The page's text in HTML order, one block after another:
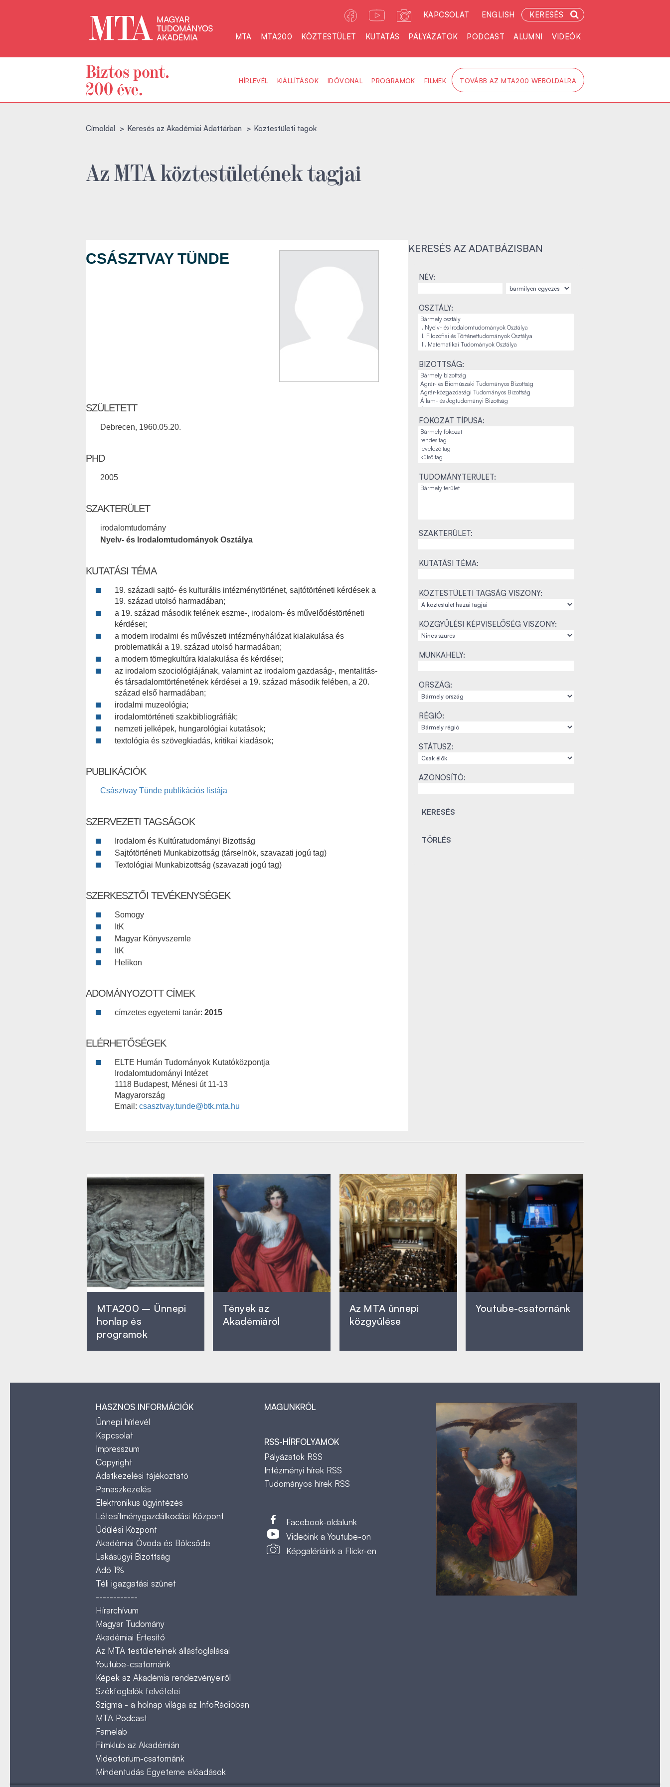
KAPCSOLAT ENGLISH KERESÉS
MTA MTA200 KÖZTESTÜLET KUTATÁS PÁLYÁZATOK PODCAST ALUMNI VIDEÓK
HÍRLEVÉL KIÁLLÍTÁSOK IDŐVONAL PROGRAMOK FILMEK TOVÁBB AZ MTA200 WEBOLDALRA
Címoldal Keresés az Akadémiai Adattárban Köztestületi tagok
Az MTA köztestületének tagjai
CSÁSZTVAY TÜNDE
SZÜLETETT
Debrecen, 1960.05.20.
PHD
2005
SZAKTERÜLET
irodalomtudomány
Nyelv- és Irodalomtudományok Osztálya
KUTATÁSI TÉMA
19. századi sajtó- és kulturális intézménytörténet, sajtótörténeti kérdések a
19. század utolsó harmadában;
a 19. század második felének eszme-, irodalom- és művelődéstörténeti
kérdései;
a modern irodalmi és művészeti intézményhálózat kialakulása és
problematikái a 19. század utolsó harmadában;
a modern tömegkultúra kialakulása és kérdései;
az irodalom szociológiájának, valamint az irodalom gazdaság-, mentalitás-
és társadalomtörténetének kérdései a 19. század második felében, a 20.
század első harmadában;
irodalmi muzeológia;
irodalomtörténeti szakbibliográfiák;
nemzeti jelképek, hungarológiai kutatások;
textológia és szövegkiadás, kritikai kiadások;
PUBLIKÁCIÓK
Császtvay Tünde publikációs listája
SZERVEZETI TAGSÁGOK
Irodalom és Kultúratudományi Bizottság
Sajtótörténeti Munkabizottság (társelnök, szavazati jogú tag)
Textológiai Munkabizottság (szavazati jogú tag)
SZERKESZTŐI TEVÉKENYSÉGEK
Somogy
ItK
Magyar Könyvszemle
ItK
Helikon
ADOMÁNYOZOTT CÍMEK
címzetes egyetemi tanár: 2015
ELÉRHETŐSÉGEK
ELTE Humán Tudományok Kutatóközpontja
Irodalomtudományi Intézet
1118 Budapest, Ménesi út 11-13
Magyarország
Email: csasztvay.tunde@btk.mta.hu
KERESÉS AZ ADATBÁZISBAN
NÉV:
OSZTÁLY:
BIZOTTSÁG:
FOKOZAT TÍPUSA:
TUDOMÁNYTERÜLET:
SZAKTERÜLET:
KUTATÁSI TÉMA:
KÖZTESTÜLETI TAGSÁG VISZONY:
KÖZGYŰLÉSI KÉPVISELŐSÉG VISZONY:
MUNKAHELY:
ORSZÁG:
RÉGIÓ:
STÁTUSZ:
AZONOSÍTÓ:
MTA200 – Ünnepi
honlap és
programok
Tények az
Akadémiáról
Az MTA ünnepi
közgyűlése
Youtube-csatornánk
HASZNOS INFORMÁCIÓK
Ünnepi hírlevél
Kapcsolat
Impresszum
Copyright
Adatkezelési tájékoztató
Panaszkezelés
Elektronikus ügyintézés
Létesítménygazdálkodási Központ
Üdülési Központ
Akadémiai Óvoda és Bölcsőde
Lakásügyi Bizottság
Adó 1%
Téli igazgatási szünet
------------
Hírarchívum
Magyar Tudomány
Akadémiai Értesítő
Az MTA testületeinek állásfoglalásai
Youtube-csatornánk
Képek az Akadémia rendezvényeiről
Székfoglalók felvételei
Szigma - a holnap világa az InfoRádióban
MTA Podcast
Famelab
Filmklub az Akadémián
Videotorium-csatornánk
Mindentudás Egyeteme előadások
MAGUNKRÓL
RSS-HÍRFOLYAMOK
Pályázatok RSS
Intézményi hírek RSS
Tudományos hírek RSS
Facebook-oldalunk
Videóink a Youtube-on
Képgalériáink a Flickr-en